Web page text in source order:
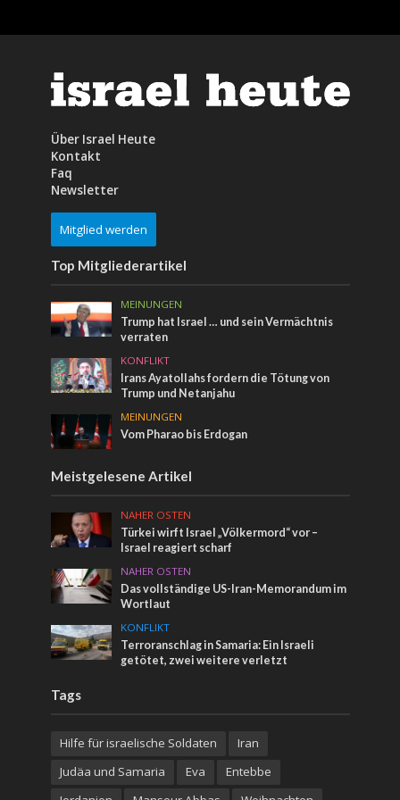
Über Israel Heute
Kontakt
Faq
Newsletter
Mitglied werden
Top Mitgliederartikel
MEINUNGEN
Trump hat Israel … und sein Vermächtnis
verraten
KONFLIKT
Irans Ayatollahs fordern die Tötung von
Trump und Netanjahu
MEINUNGEN
Vom Pharao bis Erdogan
Meistgelesene Artikel
NAHER OSTEN
Türkei wirft Israel „Völkermord“ vor –
Israel reagiert scharf
NAHER OSTEN
Das vollständige US-Iran-Memorandum im
Wortlaut
KONFLIKT
Terroranschlag in Samaria: Ein Israeli
getötet, zwei weitere verletzt
Tags
Hilfe für israelische Soldaten
Iran
Judäa und Samaria
Eva
Entebbe